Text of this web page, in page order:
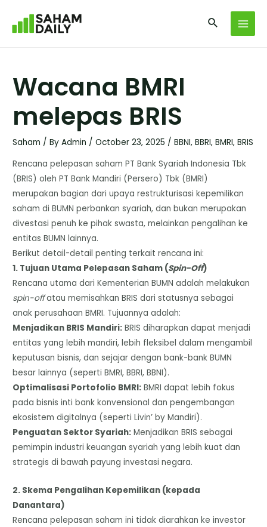
Wacana BMRI
melepas BRIS
Saham / ByAdmin /October 23, 2025 /BBNI,BBRI,BMRI,BRIS
Rencana pelepasan saham PT Bank Syariah Indonesia Tbk
(BRIS) oleh PT Bank Mandiri (Persero) Tbk (BMRI)
merupakan bagian dari upaya restrukturisasi kepemilikan
saham di BUMN perbankan syariah, dan bukan merupakan
divestasi penuh ke pihak swasta, melainkan pengalihan ke
entitas BUMN lainnya.
​Berikut detail-detail penting terkait rencana ini:
​1. Tujuan Utama Pelepasan Saham (Spin-Off)
​Rencana utama dari Kementerian BUMN adalah melakukan
spin-offatau memisahkan BRIS dari statusnya sebagai
anak perusahaan BMRI. Tujuannya adalah:
​Menjadikan BRIS Mandiri: BRIS diharapkan dapat menjadi
entitas yang lebih mandiri, lebih fleksibel dalam mengambil
keputusan bisnis, dan sejajar dengan bank-bank BUMN
besar lainnya (seperti BMRI, BBRI, BBNI).
​Optimalisasi Portofolio BMRI: BMRI dapat lebih fokus
pada bisnis inti bank konvensional dan pengembangan
ekosistem digitalnya (seperti Livin’ by Mandiri).
​Penguatan Sektor Syariah: Menjadikan BRIS sebagai
pemimpin industri keuangan syariah yang lebih kuat dan
strategis di bawah payung investasi negara.
​2. Skema Pengalihan Kepemilikan (kepada
Danantara)
​Rencana pelepasan saham ini tidak diarahkan ke investor